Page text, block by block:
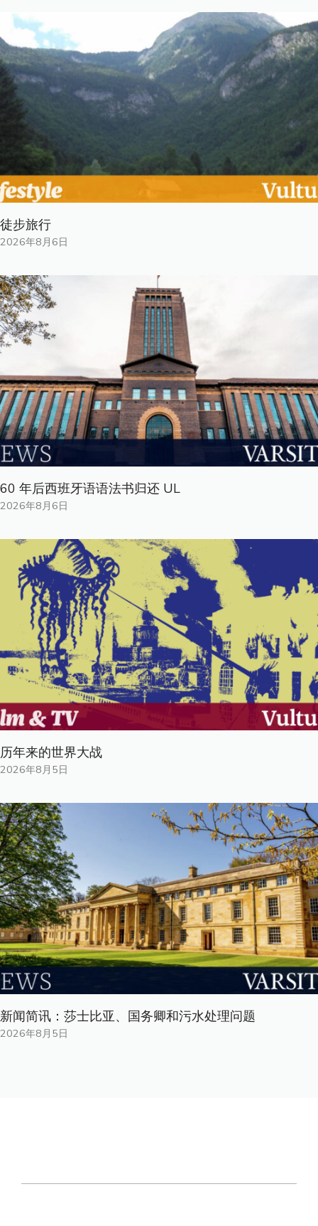
徒步旅行
2026年8月6日
60 年后西班牙语语法书归还 UL
2026年8月6日
历年来的世界大战
2026年8月5日
新闻简讯：莎士比亚、国务卿和污水处理问题
2026年8月5日